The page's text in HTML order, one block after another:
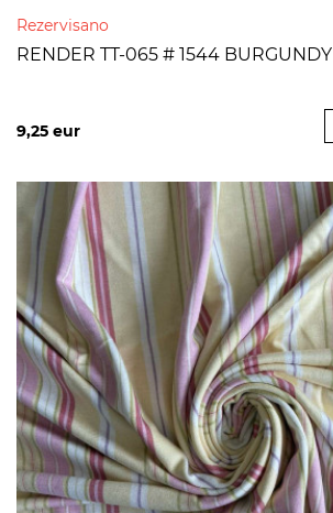
Rezervisano
RENDER TT-065 # 1544 BURGUNDY
9,25 eur